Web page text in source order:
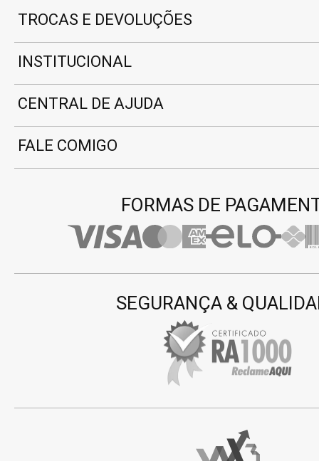
TROCAS E DEVOLUÇÕES
INSTITUCIONAL
CENTRAL DE AJUDA
FALE COMIGO
SEGURANÇA &
FORMAS DE